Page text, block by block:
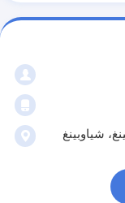
6 طريق فوبينغ، شياوبينغ